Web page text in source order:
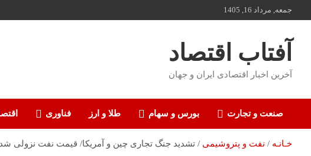
جمعه, مرداد 16, 1405
آفتاب اقتصاد
آخرین اخبار اقتصادی ایران و جهان
صنعت و تجارت بورس و سهام طلا و ارز فناوری
خـانـه نفت و پتروشیمی تشدید جنگ تجاری چین و آمریکا/ قیمت نفت نزولی شد